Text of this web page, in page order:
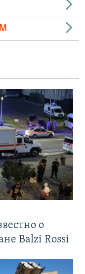
о
Balzi Rossi